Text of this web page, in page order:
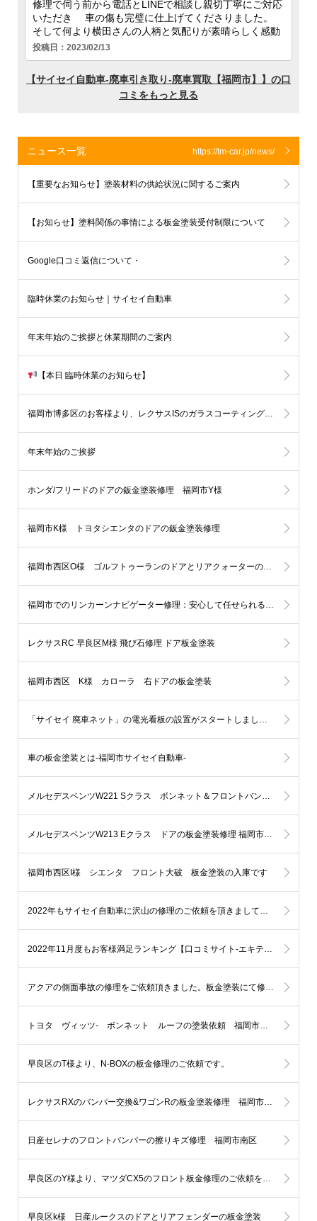
ニュース一覧 https://tm-car.jp/news/
【重要なお知らせ】塗装材料の供給状況に関するご案内
【お知らせ】塗料関係の事情による板金塗装受付制限について
Google口コミ返信について・
板金塗装受付状況のお知らせ
臨時休業のお知らせ｜サイセイ自動車
年末年始のご挨拶と休業期間のご案内
【本日 臨時休業のお知らせ】
福岡市博多区のお客様より、レクサスISのガラスコーティングをご依頼いただきました
年末年始のご挨拶
ホンダ/フリードのドアの鈑金塗装修理 福岡市Y様
福岡市K様 トヨタシエンタのドアの鈑金塗装修理
福岡市西区O様 ゴルフトゥーランのドアとリアクォーターの鈑金塗装修理
福岡市でのリンカーンナビゲーター修理：安心して任せられる板金塗装
レクサスRC 早良区M様 飛び石修理 ドア板金塗装
福岡市西区 K様 カローラ 右ドアの板金塗装
「サイセイ 廃車ネット」の電光看板の設置がスタートしました。福岡市地下鉄七隈線-橋本駅
車の板金塗装とは-福岡市サイセイ自動車-
メルセデスベンツW221 Sクラス ボンネット＆フロントバンパーの板金塗装修理 福岡市博多区K様
メルセデスベンツW213 Eクラス ドアの板金塗装修理 福岡市早良区N様
福岡市西区I様 シエンタ フロント大破 板金塗装の入庫です
2022年もサイセイ自動車に沢山の修理のご依頼を頂きまして本当にありがとうございました。
2022年11月度もお客様満足ランキング【口コミサイト-エキテン様により】福岡市自動車部門で【1位】を表彰する事となりました!!
アクアの側面事故の修理をご依頼頂きました。板金塗装にて修理します。福岡市 中央区のH様
トヨタ ヴィッツ- ボンネット ルーフの塗装依頼 福岡市西区
早良区のT様より、N-BOXの板金修理のご依頼です。
レクサスRXのバンパー交換&ワゴンRの板金塗装修理 福岡市中央区
日産セレナのフロントバンパーの擦りキズ修理 福岡市南区
早良区のY様より、マツダCX5のフロント板金修理のご依頼を頂きました。
早良区k様 日産ルークスのドアとリアフェンダーの板金塗装